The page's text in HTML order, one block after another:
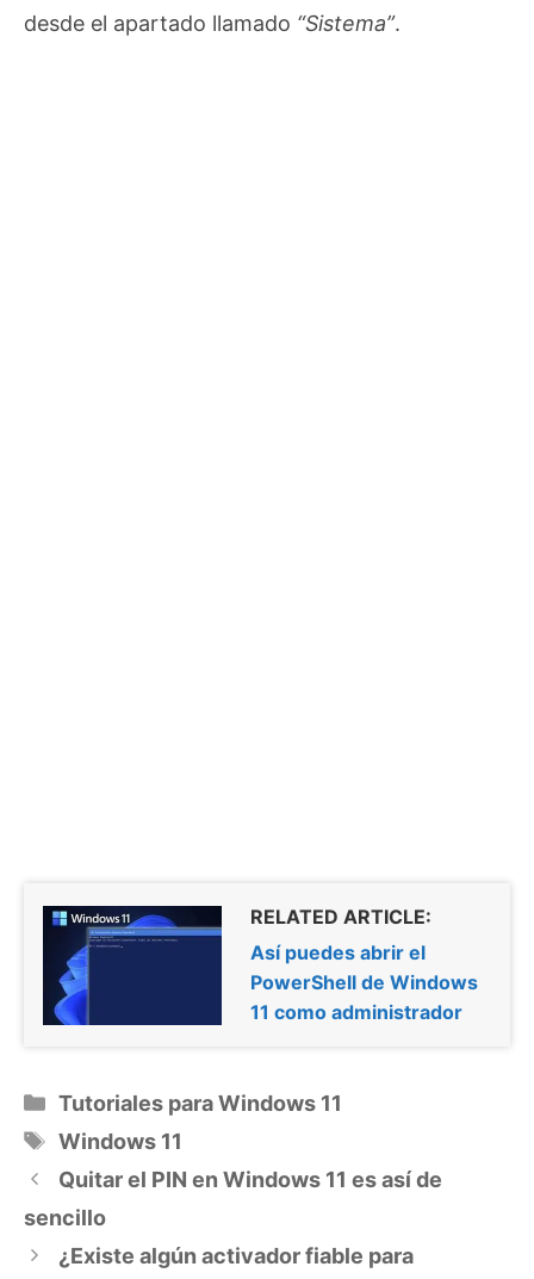
desde el apartado llamado “Sistema”.
RELATED ARTICLE:
Así puedes abrir el
PowerShell de Windows
11 como administrador
Categorías
Tutoriales para Windows 11
Etiquetas
Windows 11
Quitar el PIN en Windows 11 es así de
sencillo
¿Existe algún activador fiable para